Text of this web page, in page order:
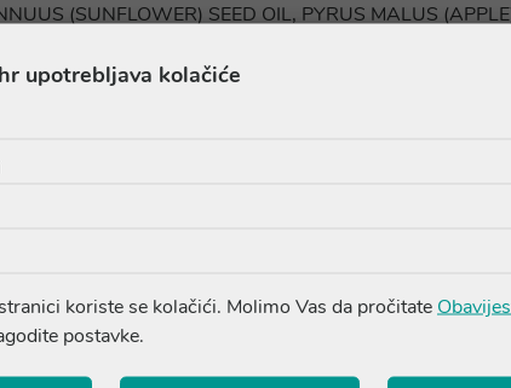
(SUNFLOWER) SEED OIL, PYRUS MALUS
715]
ovog proizvoda. Budući da može doći do
na pakiranju proizvoda ili nas kontaktirajte na
upotrebljava kolačiće
koriste se kolačići. Molimo Vas da pročitate
postavke.